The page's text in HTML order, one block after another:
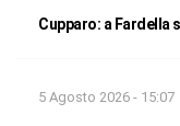
Cupparo: a Fardella
5 Agosto 2026 - 15:07